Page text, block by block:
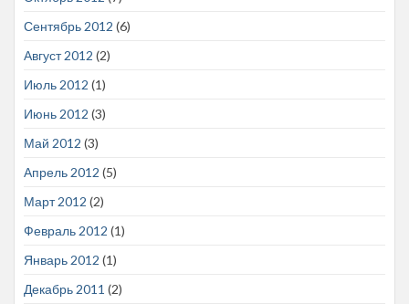
Сентябрь 2012 (6)
Август 2012 (2)
Июль 2012 (1)
Июнь 2012 (3)
Май 2012 (3)
Апрель 2012 (5)
Март 2012 (2)
Февраль 2012 (1)
Январь 2012 (1)
Декабрь 2011 (2)